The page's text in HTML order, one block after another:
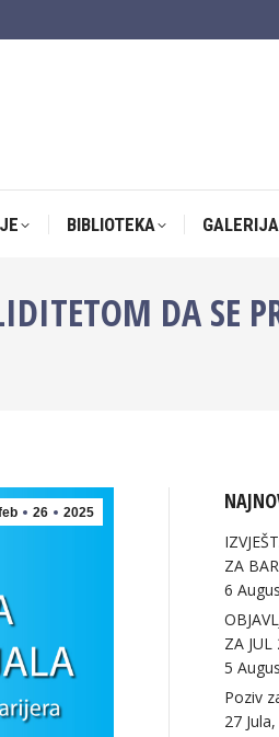
BIBLIOTEKA GALERIJA
DA SE
26 2025
ZA
6
ZA
5
Poziv
27
BIBLIOTEKA GALERIJA